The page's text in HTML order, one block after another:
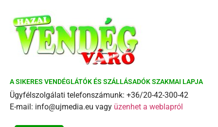
A SIKERES VENDÉGLÁTÓK ÉS SZÁLLÁSADÓK SZAKMAI LAPJA
Ügyfélszolgálati telefonszámunk: +36/20-42-300-42
E-mail: info@ujmedia.eu vagy üzenhet a weblapról